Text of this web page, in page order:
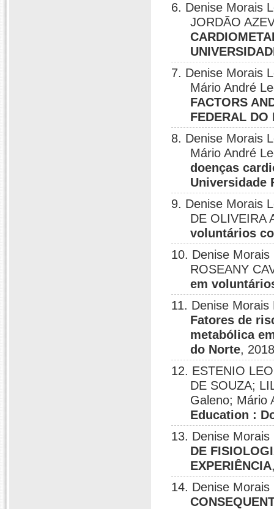
6. Denise Morais
JORDÃO
7. Denise Morais
Mário André
FACTORS
FEDERAL DO
8. Denise Morais
Mário André
doenças
Universidade
9. Denise Morais
DE OLIVEIRA
voluntários
10. Denise
ROSEANY
em
11. Denise
Fatores de
metabólica
do Norte,
12. ESTENIO
DE SOUZA;
Galeno; Mário
Education :
13. Denise
DE
EXPERIÊNCIA
14. Denise